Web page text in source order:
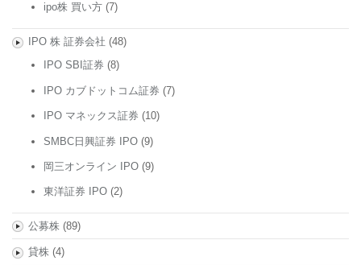
ipo株 買い方 (7)
IPO 株 証券会社 (48)
IPO SBI証券 (8)
IPO カブドットコム証券 (7)
IPO マネックス証券 (10)
SMBC日興証券 IPO (9)
岡三オンライン IPO (9)
東洋証券 IPO (2)
公募株(89)
貸株(4)